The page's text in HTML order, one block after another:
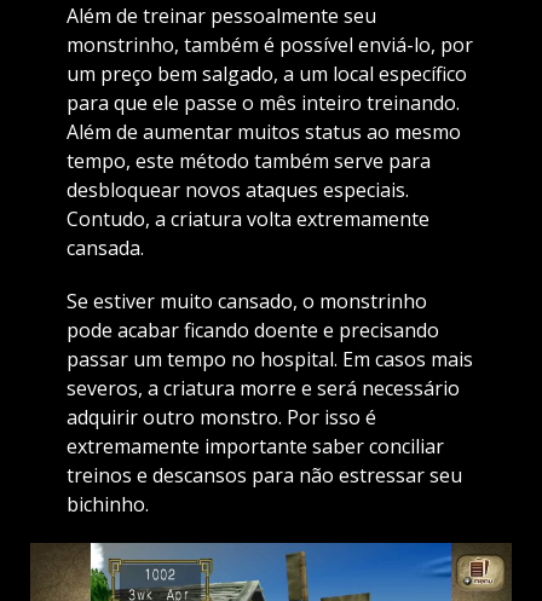
Além de treinar pessoalmente seu
monstrinho, também é possível enviá-lo, por
um preço bem salgado, a um local específico
para que ele passe o mês inteiro treinando.
Além de aumentar muitos status ao mesmo
tempo, este método também serve para
desbloquear novos ataques especiais.
Contudo, a criatura volta extremamente
cansada.
Se estiver muito cansado, o monstrinho
pode acabar ficando doente e precisando
passar um tempo no hospital. Em casos mais
severos, a criatura morre e será necessário
adquirir outro monstro. Por isso é
extremamente importante saber conciliar
treinos e descansos para não estressar seu
bichinho.